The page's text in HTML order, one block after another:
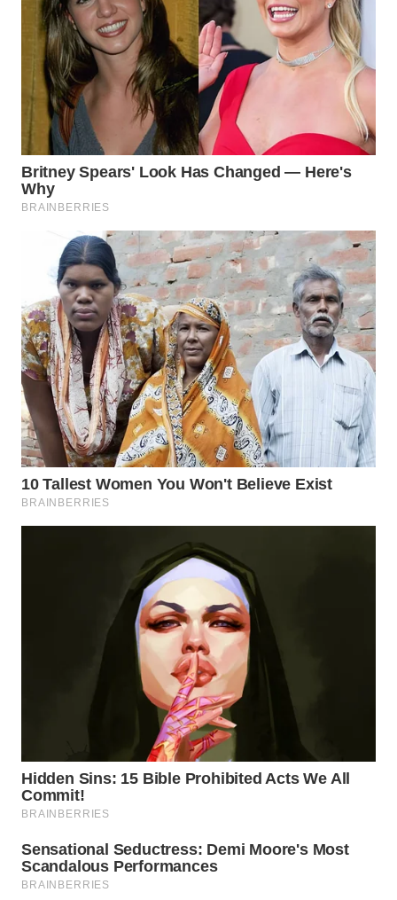
SUMEDANG
WN
CIANJUR
WN
KEPULAUAN
SERIBU
WN
TANGERANG
WN
BINJAI
WN
CIREBON
WN
INDRAMAYU
WN
KUNINGAN
PURWAKARTA
WN
TIMUR
WN